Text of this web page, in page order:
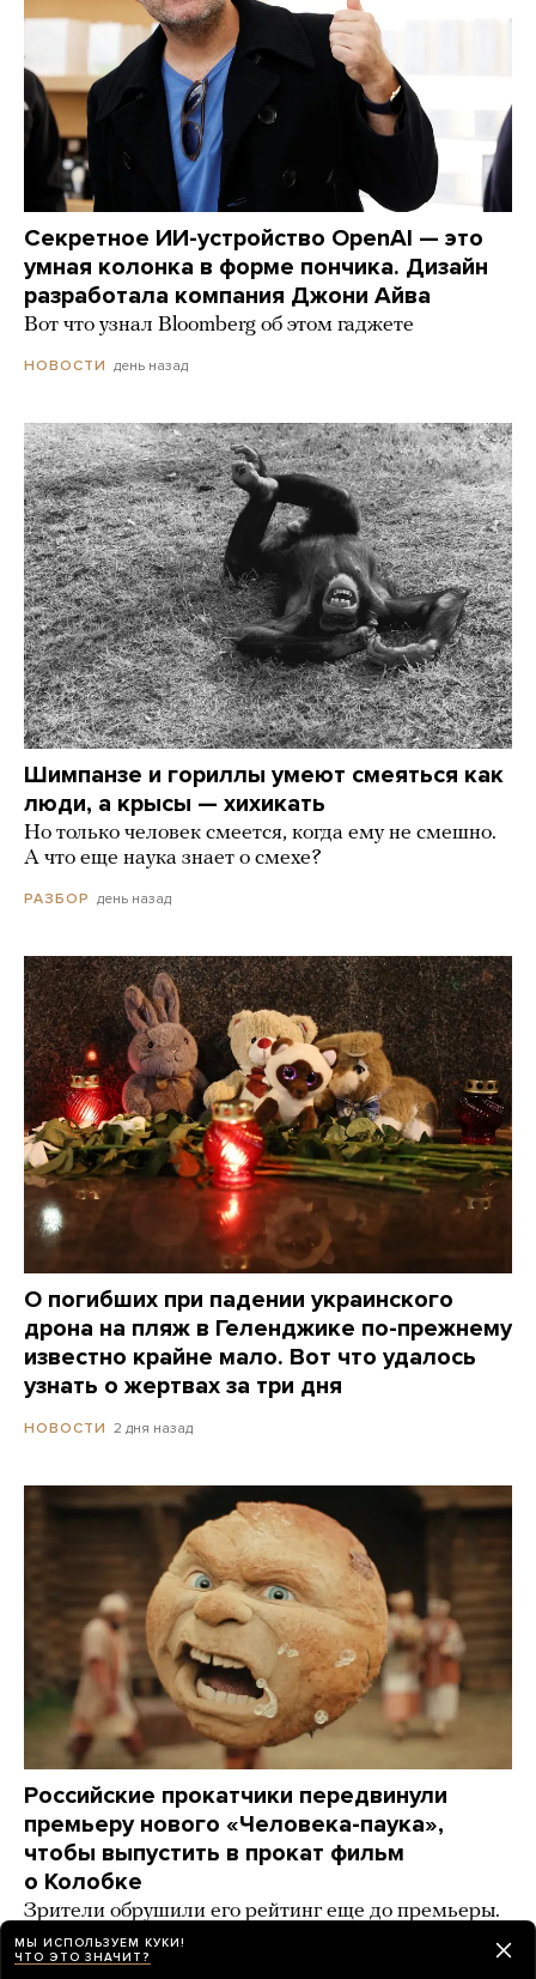
Секретное ИИ-устройство OpenAI — это
умная колонка в форме пончика. Дизайн
разработала компания Джони Айва
Вот что узнал Bloomberg об этом гаджете
НОВОСТИ день назад
Шимпанзе и гориллы умеют смеяться как
люди, а крысы — хихикать
Но только человек смеется, когда ему не смешно.
А что еще наука знает о смехе?
РАЗБОР день назад
О погибших при падении украинского
дрона на пляж в Геленджике по-прежнему
известно крайне мало. Вот что удалось
узнать о жертвах за три дня
НОВОСТИ 2 дня назад
Российские прокатчики передвинули
премьеру нового «Человека-паука»,
чтобы выпустить в прокат фильм
о Колобке
Зрители обрушили его рейтинг еще до премьеры.
Озвучивший хлеб Гарик Харламов: «Мне глубоко
***** на Человека-паука, я Бэтмена люблю!»
МЫ ИСПОЛЬЗУЕМ КУКИ!
ЧТО ЭТО ЗНАЧИТ?